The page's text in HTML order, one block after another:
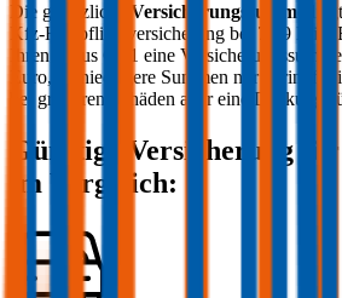
Die gesetzliche Versicherungssumme
Kfz-Haftpflichtversicherung bei 7,79 Mio.
Ihren
Lotus GT1 eine
Euro, da niedrigere Summen nur
bei größeren Schäden aber eine
Günstige Versicherung für
im Vergleich: